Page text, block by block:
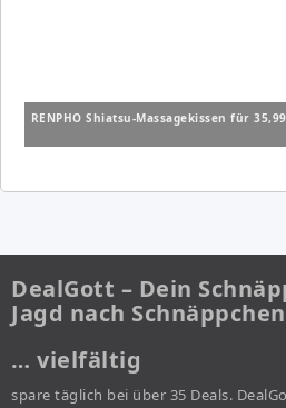
RENPHO Shiatsu-Massagekissen für
DealGott – Dein
Jagd nach
… vielfältig
spare täglich bei über 35 Deals.